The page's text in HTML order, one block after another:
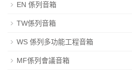
EN 係列音箱
TW係列音箱
WS 係列多功能工程音箱
MF係列會議音箱